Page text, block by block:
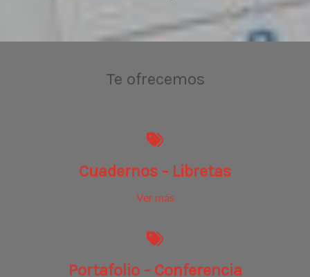
Te ofrecemos
Cuadernos - Libretas
Ver más
Portafolio - Conferencia